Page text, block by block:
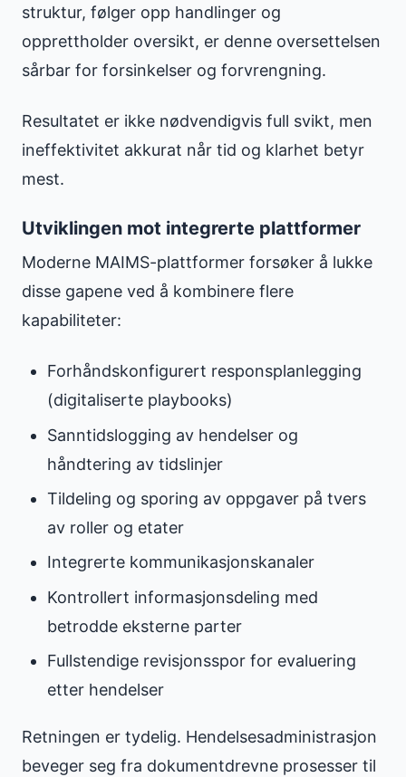
struktur, følger opp handlinger og
opprettholder oversikt, er denne oversettelsen
sårbar for forsinkelser og forvrengning.
Resultatet er ikke nødvendigvis full svikt, men
ineffektivitet akkurat når tid og klarhet betyr
mest.
Utviklingen mot integrerte plattformer
Moderne MAIMS-plattformer forsøker å lukke
disse gapene ved å kombinere flere
kapabiliteter:
Forhåndskonfigurert responsplanlegging
(digitaliserte playbooks)
Sanntidslogging av hendelser og
håndtering av tidslinjer
Tildeling og sporing av oppgaver på tvers
av roller og etater
Integrerte kommunikasjonskanaler
Kontrollert informasjonsdeling med
betrodde eksterne parter
Fullstendige revisjonsspor for evaluering
etter hendelser
Retningen er tydelig. Hendelsesadministrasjon
beveger seg fra dokumentdrevne prosesser til